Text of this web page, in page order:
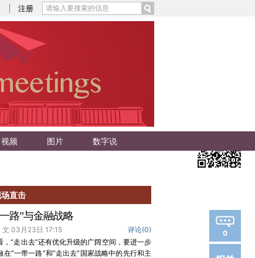
注册
视频 图片 数字说
0
直击
路”与金融战略
评论(0)
文 03月23日 17:15
，“走出去”还有优化升级的广阔空间，要进一步
在“一带一路”和“走出去”国家战略中的先行和主